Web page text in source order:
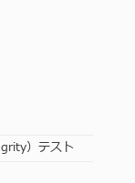
）テスト